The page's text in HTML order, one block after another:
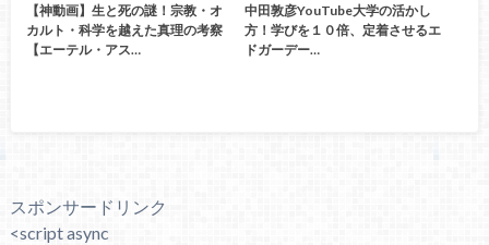
【神動画】生と死の謎！宗教・オ
カルト・科学を越えた真理の考察
【エーテル・アス…
中田敦彦YouTube大学の活かし
方！学びを１０倍、定着させるエ
ドガーデー…
スポンサードリンク
<script async